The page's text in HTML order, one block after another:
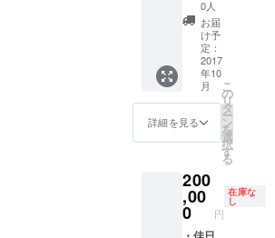
ディン
グ限
定】よ
しろー
ネタ名
刺 ・サ
ンクス
レター
(手書き)
・佳日
HP、大
スポン
サー様
として
限：
36ヶ月)
→人
名、会
社名OK
です。
あまり
ネタに
走りす
ぎるも
快感与
える名
前の場
合、却
0人
お届
け予
定：
2017
年10
月
詳細を見る
こ
の
リ
タ
ー
ン
を
選
択
す
る
200
,00
0 円
在庫な
し